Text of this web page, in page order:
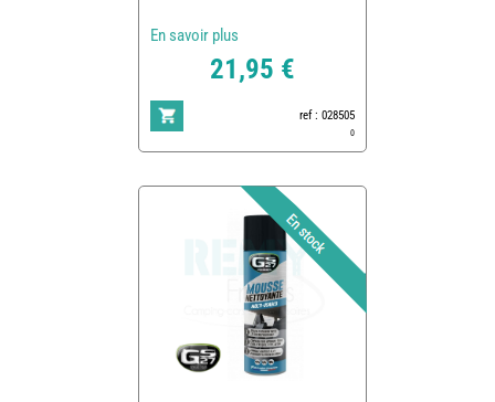
En savoir plus
21,95 €
ref : 028505
0